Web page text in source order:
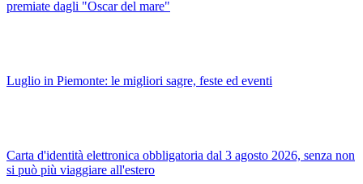
premiate dagli "Oscar del mare"
Luglio in Piemonte: le migliori sagre, feste ed eventi
Carta d'identità elettronica obbligatoria dal 3 agosto 2026, senza non
si può più viaggiare all'estero